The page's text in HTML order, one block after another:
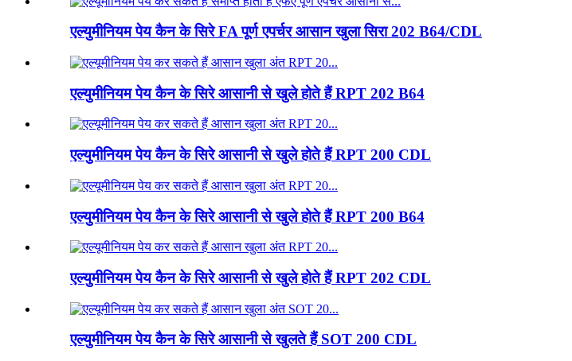
एल्युमीनियम पेय कैन के सिरे FA पूर्ण एपर्चर आसान खुला सिरा 202 B64/CDL
एल्युमीनियम पेय कैन के सिरे आसानी से खुले होते हैं RPT 202 B64
एल्युमीनियम पेय कैन के सिरे आसानी से खुले होते हैं RPT 200 CDL
एल्युमीनियम पेय कैन के सिरे आसानी से खुले होते हैं RPT 200 B64
एल्युमीनियम पेय कैन के सिरे आसानी से खुले होते हैं RPT 202 CDL
एल्युमीनियम पेय कैन के सिरे आसानी से खुलते हैं SOT 200 CDL